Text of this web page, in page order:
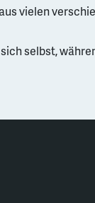
vielen
selbst,